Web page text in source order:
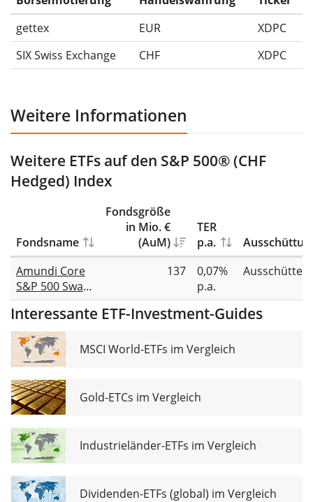
gettex
EUR
XDPC
SIX Swiss Exchange
CHF XDPC
Weitere Informationen
Weitere ETFs auf den S&P 500® (CHF
Hedged) Index
Fondsname
Fondsgröße
in Mio. €
(AuM)
TER
p.a.
Amundi Core
S&P 500 Swap
UCITS ETF CHF
Hedged Dist
137
0,07%
p.a.
Interessante ETF-Investment-Guides
MSCI World-ETFs im Vergleich
Gold-ETCs im Vergleich
Industrieländer-ETFs im Vergleich
Dividenden-ETFs (global) im Vergleich